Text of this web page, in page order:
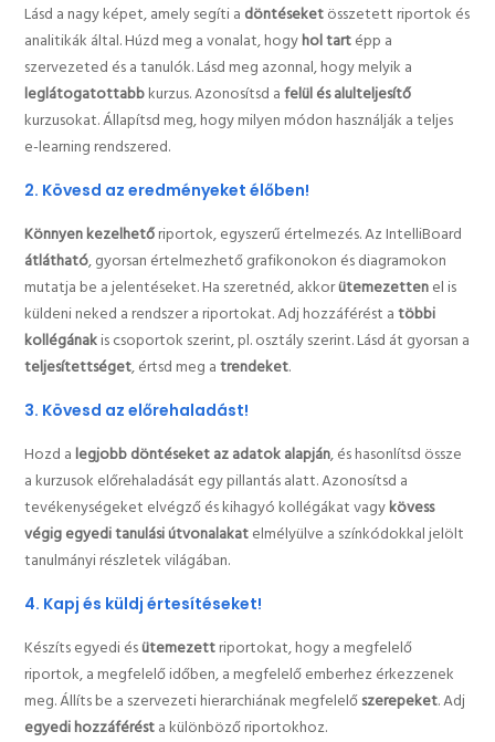
Lásd a nagy képet, amely segíti a döntéseketösszetett riportok és
analitikák által. Húzd meg a vonalat, hogyhol tartépp a
szervezeted és a tanulók. Lásd meg azonnal, hogy melyik a
leglátogatottabbkurzus. Azonosítsd afelül és alulteljesítő
kurzusokat. Állapítsd meg, hogy milyen módon használják a teljes
e-learning rendszered.
2. Kövesd az eredményeket élőben!
Könnyen kezelhetőriportok, egyszerű értelmezés. Az IntelliBoard
átlátható, gyorsan értelmezhető grafikonokon és diagramokon
mutatja be a jelentéseket. Ha szeretnéd, akkorütemezettenel is
küldeni neked a rendszer a riportokat. Adj hozzáférést atöbbi
kollégánakis csoportok szerint, pl. osztály szerint. Lásd át gyorsan a
teljesítettséget, értsd meg atrendeket.
3. Kövesd az előrehaladást!
Hozd alegjobb döntéseket az adatok alapján, és hasonlítsd össze
a kurzusok előrehaladását egy pillantás alatt. Azonosítsd a
tevékenységeket elvégző és kihagyó kollégákat vagykövess
végig egyedi tanulási útvonalakatelmélyülve a színkódokkal jelölt
tanulmányi részletek világában.
4. Kapj és küldj értesítéseket!
Készíts egyedi ésütemezettriportokat, hogy a megfelelő
riportok, a megfelelő időben, a megfelelő emberhez érkezzenek
meg. Állíts be a szervezeti hierarchiának megfelelőszerepeket. Adj
egyedi hozzáférésta különböző riportokhoz.